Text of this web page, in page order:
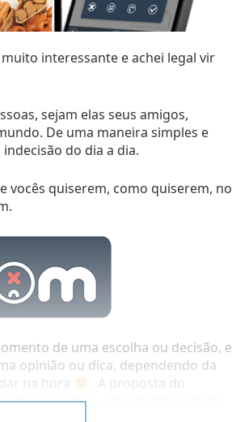
interessante e achei legal vir
sejam elas seus amigos,
De uma maneira simples e
do dia a dia.
vocês quiserem, como quiserem, no
de uma escolha ou decisão, e
opinião ou dica, dependendo da
na hora
. A proposta do
ou tomar uma decisão rápida,